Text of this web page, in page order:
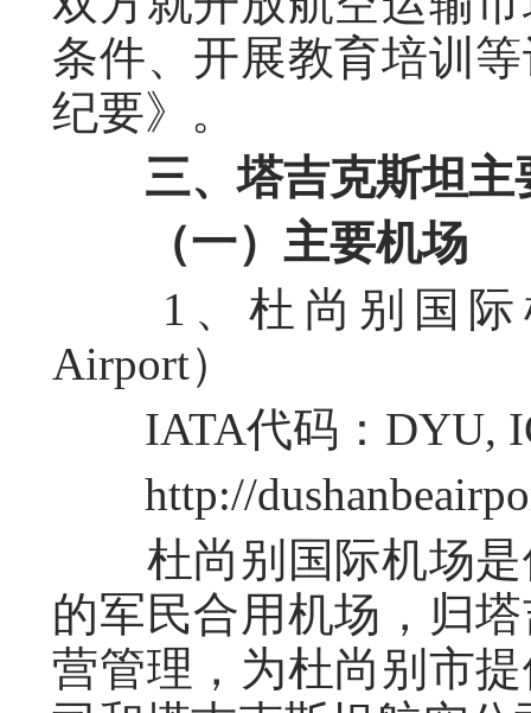
条件、开展教育培训
纪要》。
三、塔吉克斯坦
（一）主要机场
1、杜尚别国际机
Airport）
IATA代码：DYU,
http://
杜尚别国际机场是
的军民合用机场，归
营管理，为杜尚别市